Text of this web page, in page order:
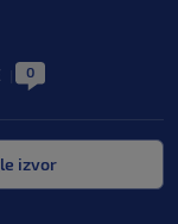
0
izvor